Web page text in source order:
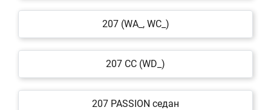
207 (WA_, WC_)
207 CC (WD_)
207 PASSION седан